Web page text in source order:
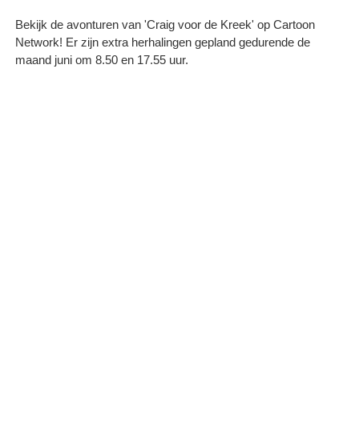
Bekijk de avonturen van 'Craig voor de Kreek' op Cartoon
Network! Er zijn extra herhalingen gepland gedurende de
maand juni om 8.50 en 17.55 uur.